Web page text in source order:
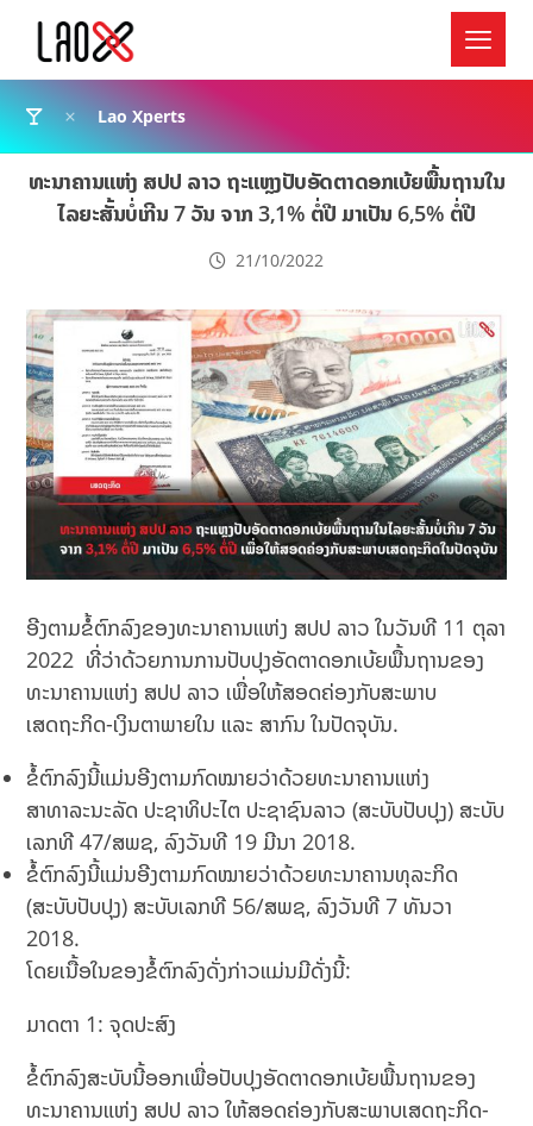
Lao Xperts
ທະນາຄານແຫ່ງ ສປປ ລາວ ຖະແຫຼງປັບອັດຕາດອກເບ້ຍພື້ນຖານໃນ
ໄລຍະສັ້ນບໍ່ເກີນ 7 ວັນ ຈາກ 3,1% ຕໍ່ປີ ມາເປັນ 6,5% ຕໍ່ປີ
21/10/2022
ອີງຕາມຂໍ້ຕົກລົງຂອງທະນາຄານແຫ່ງ ສປປ ລາວ ໃນວັນທີ 11 ຕຸລາ
2022 ທີ່ວ່າດ້ວຍການການປັບປຸງອັດຕາດອກເບ້ຍພື້ນຖານຂອງ
ທະນາຄານແຫ່ງ ສປປ ລາວ ເພື່ອໃຫ້ສອດຄ່ອງກັບສະພາບ
ເສດຖະກິດ-ເງິນຕາພາຍໃນ ແລະ ສາກົນ ໃນປັດຈຸບັນ.
ຂໍ້ຕົກລົງນີ້ແມ່ນອີງຕາມກົດໝາຍວ່າດ້ວຍທະນາຄານແຫ່ງ
ສາທາລະນະລັດ ປະຊາທິປະໄຕ ປະຊາຊົນລາວ (ສະບັບປັບປຸງ) ສະບັບ
ເລກທີ 47/ສພຊ, ລົງວັນທີ 19 ມີນາ 2018.
ຂໍ້ຕົກລົງນີ້ແມ່ນອີງຕາມກົດໝາຍວ່າດ້ວຍທະນາຄານທຸລະກິດ
(ສະບັບປັບປຸງ) ສະບັບເລກທີ 56/ສພຊ, ລົງວັນທີ 7 ທັນວາ
2018.
ໂດຍເນື້ອໃນຂອງຂໍ້ຕົກລົງດັ່ງກ່າວແມ່ນມີດັ່ງນີ້:
ມາດຕາ 1: ຈຸດປະສົງ
ຂໍ້ຕົກລົງສະບັບນີ້ອອກເພື່ອປັບປຸງອັດຕາດອກເບ້ຍພື້ນຖານຂອງ
ທະນາຄານແຫ່ງ ສປປ ລາວ ໃຫ້ສອດຄ່ອງກັບສະພາບເສດຖະກິດ-